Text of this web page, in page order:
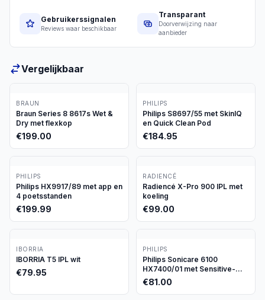
Gebruikerssignalen
Reviews waar beschikbaar
Transparant
Doorverwijzing naar
aanbieder
Vergelijkbaar
BRAUN
Braun Series 8 8617s Wet &
Dry met flexkop
€199.00
PHILIPS
Philips S8697/55 met SkinIQ
en Quick Clean Pod
€184.95
PHILIPS
Philips HX9917/89 met app en
4 poetsstanden
€199.99
RADIENCÉ
Radiencé X-Pro 900 IPL met
koeling
€99.00
IBORRIA
IBORRIA T5 IPL wit
€79.95
PHILIPS
Philips Sonicare 6100
HX7400/01 met Sensitive-
stand
€81.00